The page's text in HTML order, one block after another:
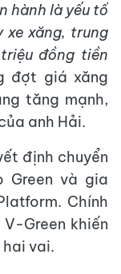
hành là yếu tố
xe xăng, trung
đồng tiền
đợt giá xăng
tăng mạnh,
anh Hải.
định chuyển
Green và gia
Chính
Green khiến
hai vai.